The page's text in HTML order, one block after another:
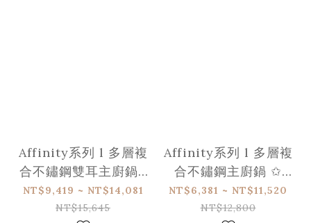
Affinity系列 l 多層複
合不鏽鋼雙耳主廚鍋 l
含蓋 l 2026 新升級
NT$9,419 ~ NT$14,081
NT$15,645
Affinity系列 l 多層複
合不鏽鋼主廚鍋 ✩
2026 新上市
NT$6,381 ~ NT$11,520
NT$12,800